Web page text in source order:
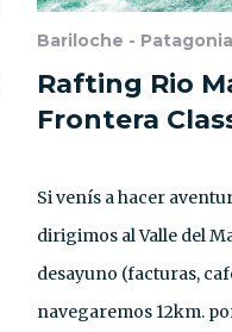
Bariloche - Patagonia
Rafting Rio
Frontera
Si venís a hacer
dirigimos al Valle del
desayuno (facturas,
navegaremos 12km.